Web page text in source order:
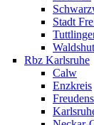
Stadt
Waldshut
Rbz Karlsruhe
Calw
Enzkreis